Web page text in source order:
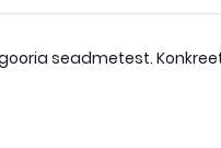
seadmetest.